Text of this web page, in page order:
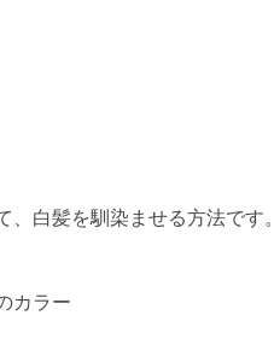
白髪を馴染ませる方法です。
カラー